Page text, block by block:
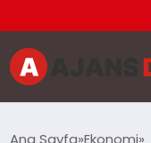
Ana Sayfa Ekonomi